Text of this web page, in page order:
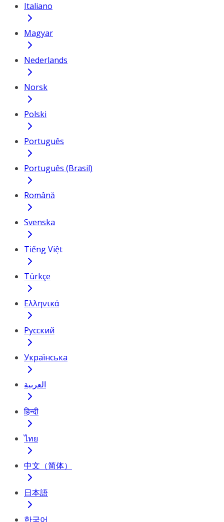
Italiano
Magyar
Nederlands
Norsk
Polski
Português
Português (Brasil)
Română
Svenska
Tiếng Việt
Türkçe
Ελληνικά
Русский
Українська
العربية
हिन्दी
ไทย
中文（简体）
日本語
한국어